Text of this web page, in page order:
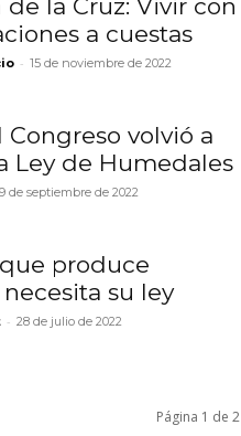
de la Cruz: Vivir con
a cuestas
- 15 de noviembre de 2022
Congreso volvió a
Ley de Humedales
de septiembre de 2022
produce
su ley
- 28 de julio de 2022
Página 1 de 2